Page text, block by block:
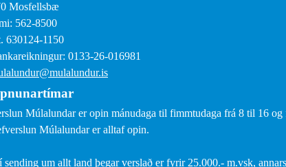
Mosfellsbæ
562-8500
630124-1150
0133-26-016981
Múlalundar er opin mánudaga til fimmtudaga frá 8 til 16 og
Múlalundar er alltaf opin.
sending um allt land þegar verslað er fyrir 25.000.- m.vsk,